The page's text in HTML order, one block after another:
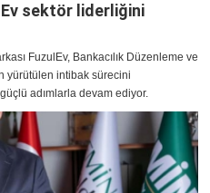
sektör liderliğini
FuzulEv, Bankacılık Düzenleme ve
yürütülen intibak sürecini
adımlarla devam ediyor.